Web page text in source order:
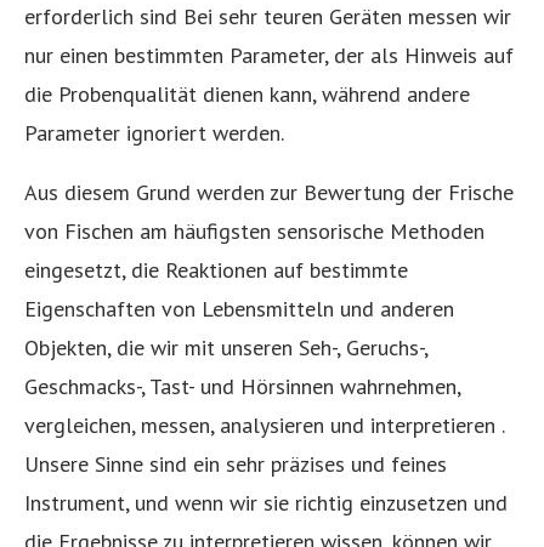
erforderlich sind Bei sehr teuren Geräten messen wir
nur einen bestimmten Parameter, der als Hinweis auf
die Probenqualität dienen kann, während andere
Parameter ignoriert werden.
Aus diesem Grund werden zur Bewertung der Frische
von Fischen am häufigsten sensorische Methoden
eingesetzt, die Reaktionen auf bestimmte
Eigenschaften von Lebensmitteln und anderen
Objekten, die wir mit unseren Seh-, Geruchs-,
Geschmacks-, Tast- und Hörsinnen wahrnehmen,
vergleichen, messen, analysieren und interpretieren .
Unsere Sinne sind ein sehr präzises und feines
Instrument, und wenn wir sie richtig einzusetzen und